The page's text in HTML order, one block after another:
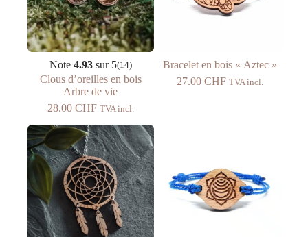
Note 4.93sur 5(14)
Clous d’oreilles en bois
Arbre de vie
28.00 CHF TVA incl.
Bracelet en bois « Aztec »
27.00CHF TVA incl.